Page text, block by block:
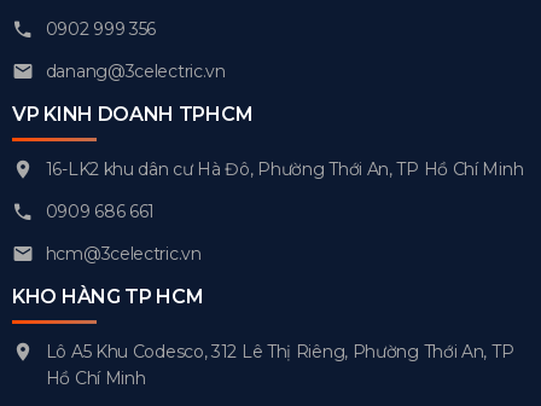
0902 999 356
danang@3celectric.vn
VP KINH DOANH TPHCM
16-LK2 khu dân cư Hà Đô, Phường Thới An, TP Hồ Chí Minh
0909 686 661
hcm@3celectric.vn
KHO HÀNG TP HCM
Lô A5 Khu Codesco, 312 Lê Thị Riêng, Phường Thới An, TP
Hồ Chí Minh